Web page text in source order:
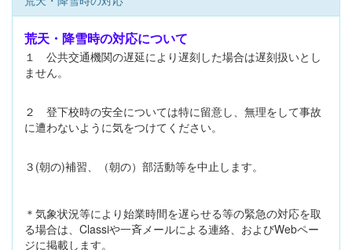
荒天・降雪時の対応について
１ 公共交通機関の遅延により遅刻した場合は遅刻扱いとし
ません。
２ 登下校時の安全については特に留意し、無理をして事故
に遭わないように気をつけてください。
３(朝の)補習、（朝の）部活動等を中止します。
＊気象状況等により始業時間を遅らせる等の緊急の対応を取
る場合は、Classiや一斉メールによる連絡、およびWebペー
ジに掲載します。